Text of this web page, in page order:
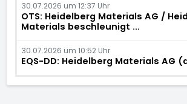
30.07.2026 um 12:37 Uhr
OTS: Heidelberg Materials AG /
Materials beschleunigt ...
30.07.2026 um 10:52 Uhr
EQS-DD: Heidelberg Materials AG